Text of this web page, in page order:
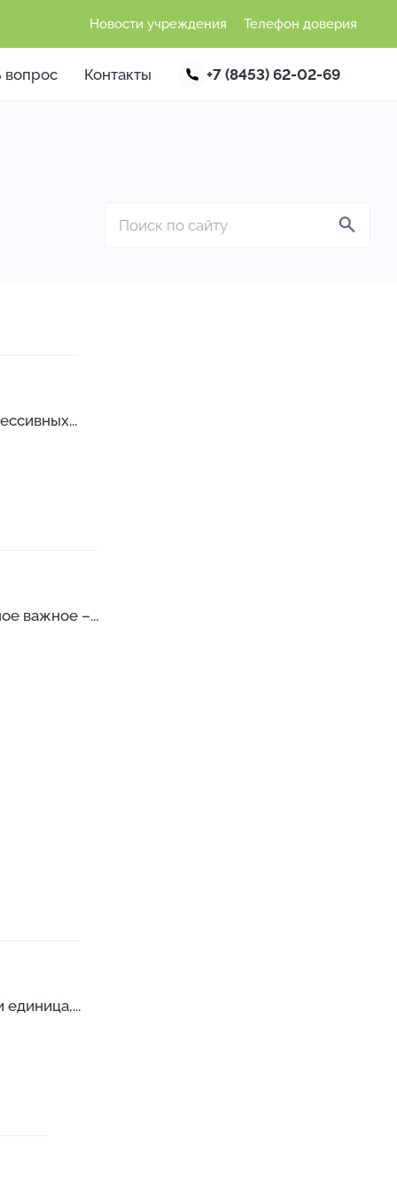
Новости учреждения Телефон доверия
вопрос Контакты +7 (8453) 62-02-69
важное –...